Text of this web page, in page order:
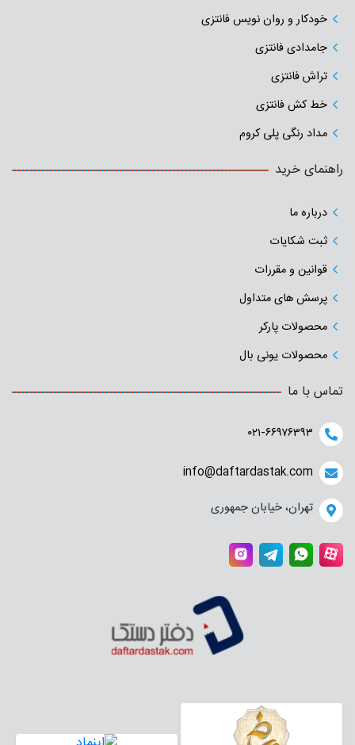
خودکار و روان نویس فانتزی
جامدادی‌ فانتزی
تراش فانتزی
خط کش فانتزی
مداد رنگی پلی کروم
راهنمای خرید
درباره ما
ثبت شکایات
قوانین و مقررات
پرسش های متداول
محصولات پارکر
محصولات یونی بال
تماس با ما
۰۲۱-۶۶۹۷۶۳۹۳
info@daftardastak.com
تهران، خیابان جمهوری